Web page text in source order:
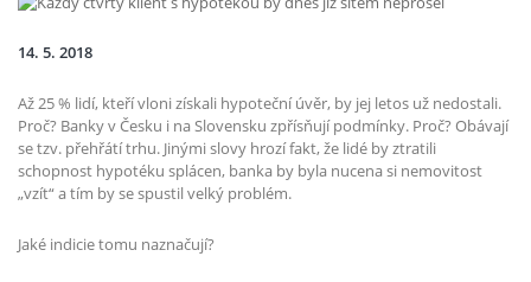
14. 5. 2018
Až 25 % lidí, kteří vloni získali hypoteční úvěr, by jej letos už nedostali.
Proč? Banky v Česku i na Slovensku zpřísňují podmínky. Proč? Obávají
se tzv. přehřátí trhu. Jinými slovy hrozí fakt, že lidé by ztratili
schopnost hypotéku splácen, banka by byla nucena si nemovitost
„vzít“ a tím by se spustil velký problém.
Jaké indicie tomu naznačují?